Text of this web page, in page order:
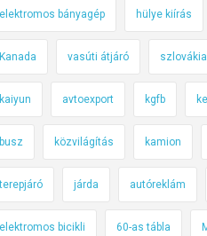
elektromos bányagép hülye kiírás
Kanada vasúti átjáró szlovákia
kaiyun avtoexport kgfb
busz közvilágítás kamion
terepjáró járda autóreklám
elektromos bicikli 60-as tábla